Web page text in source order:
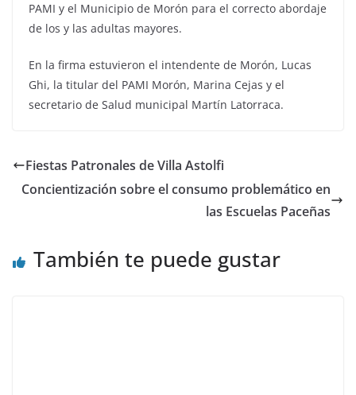
PAMI y el Municipio de Morón para el correcto abordaje
de los y las adultas mayores.
En la firma estuvieron el intendente de Morón, Lucas
Ghi, la titular del PAMI Morón, Marina Cejas y el
secretario de Salud municipal Martín Latorraca.
Fiestas Patronales de Villa Astolfi
Concientización sobre el consumo problemático en
las Escuelas Paceñas
También te puede gustar